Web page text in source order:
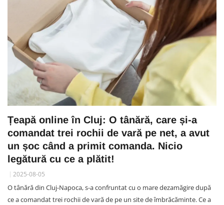
Țeapă online în Cluj: O tânără, care și-a
comandat trei rochii de vară pe net, a avut
un șoc când a primit comanda. Nicio
legătură cu ce a plătit!
2025-08-05
O tânără din Cluj-Napoca, s-a confruntat cu o mare dezamăgire după
ce a comandat trei rochii de vară de pe un site de îmbrăcăminte. Ce a